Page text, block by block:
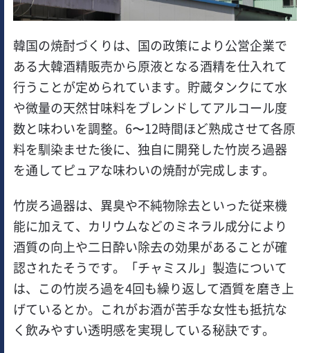
韓国の焼酎づくりは、国の政策により公営企業で
ある大韓酒精販売から原液となる酒精を仕入れて
行うことが定められています。貯蔵タンクにて水
や微量の天然甘味料をブレンドしてアルコール度
数と味わいを調整。6〜12時間ほど熟成させて各原
料を馴染ませた後に、独自に開発した竹炭ろ過器
を通してピュアな味わいの焼酎が完成します。
竹炭ろ過器は、異臭や不純物除去といった従来機
能に加えて、カリウムなどのミネラル成分により
酒質の向上や二日酔い除去の効果があることが確
認されたそうです。「チャミスル」製造について
は、この竹炭ろ過を4回も繰り返して酒質を磨き上
げているとか。これがお酒が苦手な女性も抵抗な
く飲みやすい透明感を実現している秘訣です。